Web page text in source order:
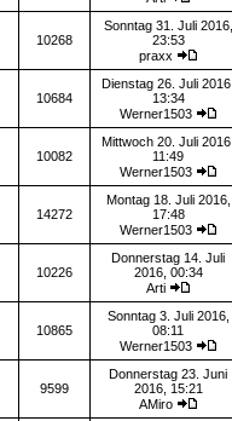
10268
Sonntag 31. Juli 2016,
23:53
praxx
10684
Dienstag 26. Juli 2016,
13:34
Werner1503
10082
Mittwoch 20. Juli 2016,
11:49
Werner1503
14272
Montag 18. Juli 2016,
17:48
Werner1503
10226
Donnerstag 14. Juli
2016, 00:34
Arti
10865
Sonntag 3. Juli 2016,
08:11
Werner1503
9599
Donnerstag 23. Juni
2016, 15:21
AMiro